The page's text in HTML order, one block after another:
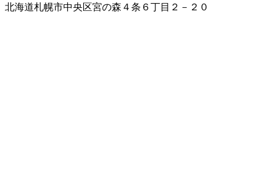
北海道札幌市中央区宮の森４条６丁目２－２０